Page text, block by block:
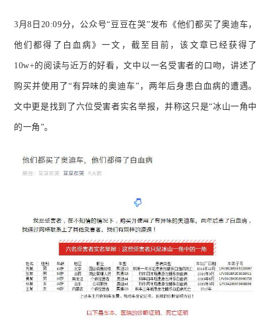
3月8日20:09分，公众号“豆豆在哭”发布《他们都买了奥迪车，
他们都得了白血病 》一文，截至目前，该文章已经获得了
10w+的阅读与近万的好看，文中以一名受害者的口吻，讲述了
购买并使用了“有异味的奥迪车”，两年后身患白血病的遭遇。
文中更是找到了六位受害者实名举报，并称这只是“冰山一角中
的一角”。